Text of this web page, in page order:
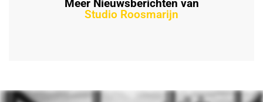
Meer Nieuwsberichten van
Studio Roosmarijn